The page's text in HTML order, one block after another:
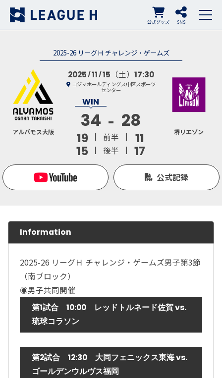
SNS
公式グッズ
2025-26 リーグＨ チャレンジ・ゲームズ
アルバモス大阪
2025 11 15 （土） 17:30
コジマホールディングス中区スポーツ
センター
34 28
19 前半
11
15
後半 17
堺リエゾン
公式記録
Information
2025-26 リーグＨ チャレンジ・ゲームズ男子第3節
（南ブロック）
◉男子共同開催
第1試合 10:00 レッドトルネード佐賀 vs.
琉球コラソン
第2試合 12:30 大同フェニックス東海 vs.
ゴールデンウルヴス福岡